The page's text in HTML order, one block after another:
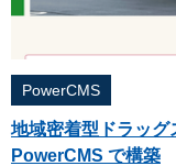
PowerCMS
地域密着型ドラッグ
PowerCMS で構築